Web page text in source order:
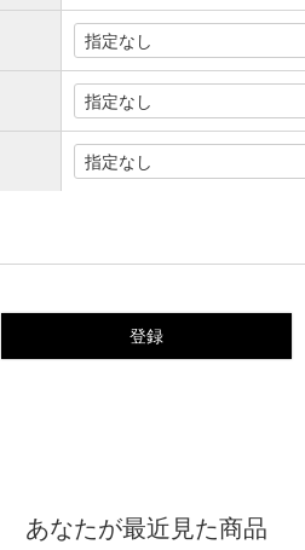
登録
あなたが最近見た商品